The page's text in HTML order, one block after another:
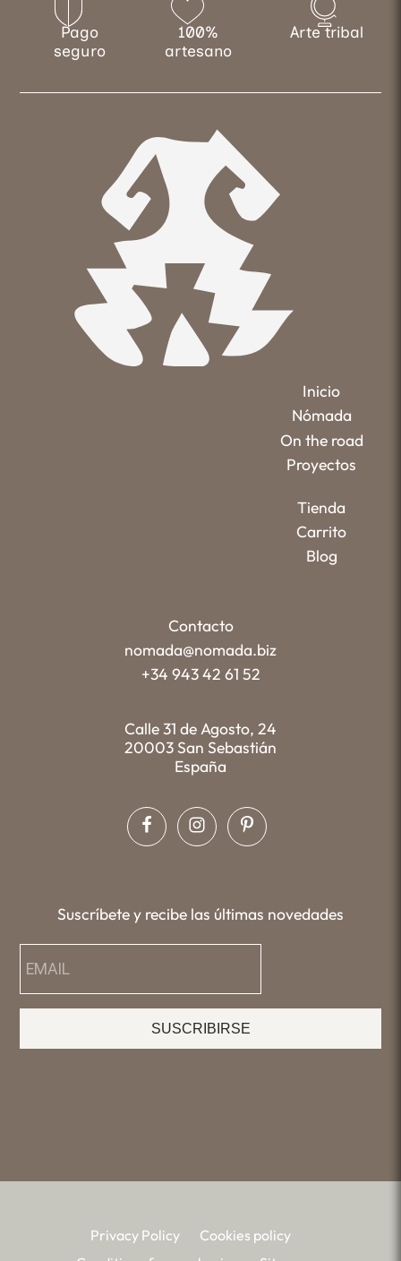
Pago
seguro
100%
artesano
Arte tribal
Inicio
Nómada
On the road
Proyectos
Tienda
Carrito
Blog
Contacto
nomada@nomada.biz
+34 943 42 61 52
Calle 31 de Agosto, 24
20003 San Sebastián
España
Suscríbete y recibe las últimas novedades
SUSCRIBIRSE
Privacy Policy
Cookies policy